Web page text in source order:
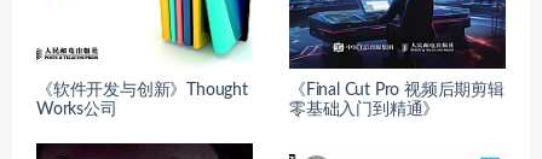
《软件开发与创新》Thought
Works公司
《Final Cut Pro 视频后期剪辑
零基础入门到精通》